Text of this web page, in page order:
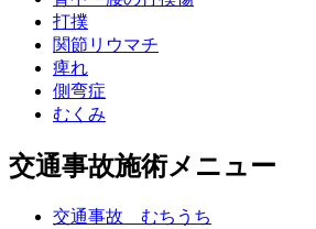
打撲
関節リウマチ
痺れ
側弯症
むくみ
交通事故施術メニュー
交通事故 むちうち